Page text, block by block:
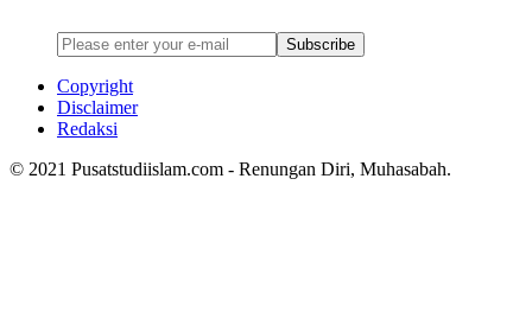
Subscribe
Copyright
Disclaimer
Redaksi
© 2021 Pusatstudiislam.com - Renungan Diri, Muhasabah.